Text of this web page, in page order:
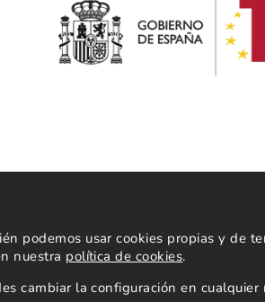
podemos usar cookies propias y de
nuestra política de cookies.
cambiar la configuración en